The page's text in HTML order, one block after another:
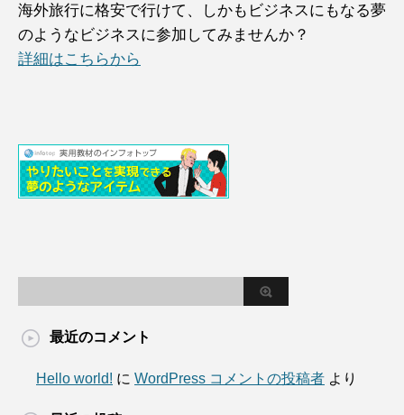
海外旅行に格安で行けて、しかもビジネスにもなる夢
のようなビジネスに参加してみませんか？
詳細はこちらから
最近のコメント
Hello world! に WordPress コメントの投稿者 より